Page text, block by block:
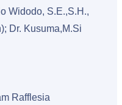
Widodo, S.E.,S.H.,
Dr. Kusuma,M.Si
Rafflesia